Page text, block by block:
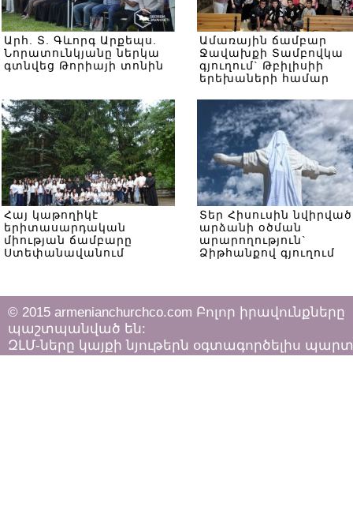
Արհ. Տ. Գևորգ Արքեպս.
Նորատունկյանը ներկա
գտնվեց Թորիայի տոնին
Ամառային ճամբար
Ջավախքի Տամբովկա
գյուղում` Թբիլիսիի
երեխաների համար
Հայ կաթողիկէ
երիտասարդական
միության ճամբարը
Ստեփանավանում
Տեր Հիսուսին նվիրված
արձանի օծման
արարողություն`
Ձիթհանքով գյուղում
© 2015 armenianchurchco.com Բոլոր իրավունքները
պաշտպանված են:
ԶԼՄ-ները կայքի նյութերն օգտագործելիս